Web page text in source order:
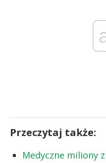
Przeczytaj także:
Medyczne miliony